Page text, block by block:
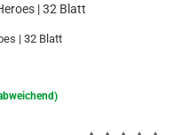
| 32 Blatt
| 32 Blatt